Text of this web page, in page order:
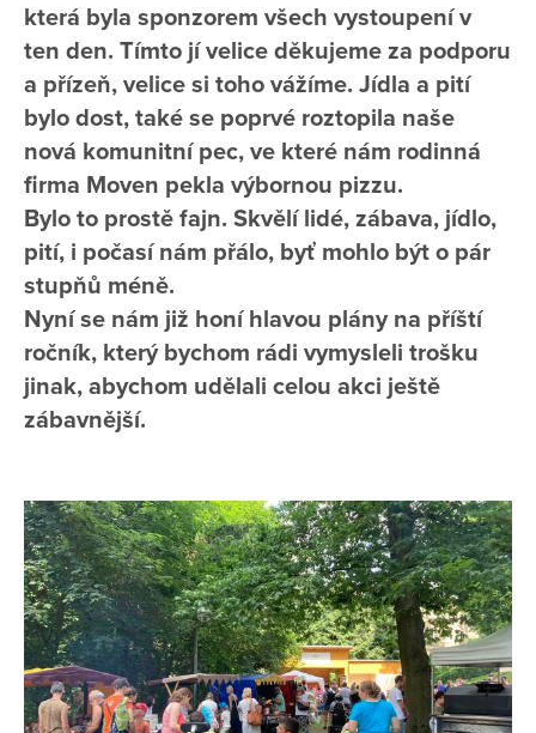
která byla sponzorem všech vystoupení v
ten den. Tímto jí velice děkujeme za podporu
a přízeň, velice si toho vážíme. Jídla a pití
bylo dost, také se poprvé roztopila naše
nová komunitní pec, ve které nám rodinná
firma Moven pekla výbornou pizzu.
Bylo to prostě fajn. Skvělí lidé, zábava, jídlo,
pití, i počasí nám přálo, byť mohlo být o pár
stupňů méně.
Nyní se nám již honí hlavou plány na příští
ročník, který bychom rádi vymysleli trošku
jinak, abychom udělali celou akci ještě
zábavnější.